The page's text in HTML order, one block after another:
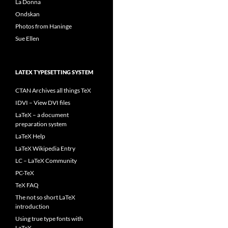
La Donna
Ondskan
Photos from Haninge
Sue Ellen
LATEX TYPESETTING SYSTEM
CTAN Archives all things TeX
IDVI – View DVI files
LaTeX – a document
preparation system
LaTeX Help
LaTeX Wikipedia Entry
LC – LaTeX Community
PC-TeX
TeX FAQ
The not so short LaTeX
introduction
Using true type fonts with